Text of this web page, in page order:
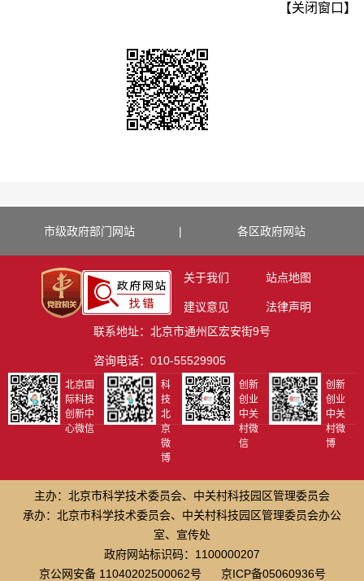
【关闭窗口】
市级政府部门网站 | 各区政府网站
关于我们 站点地图
建议意见
法律声明
联系地址：北京市通州区宏安街9号
咨询电话：010-55529905
北京国
际科技
创新中
心微信
科
技
北
京
微
博
创新
创业
中关
村微
信
创新
创业
中关
村微
博
主办：北京市科学技术委员会、中关村科技园区管理委员会
承办：北京市科学技术委员会、中关村科技园区管理委员会办公
室、宣传处
政府网站标识码：1100000207
京公网安备 11040202500062号
京ICP备05060936号